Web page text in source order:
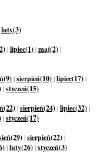
luty(3)
|lipiec(1)|maj(2)|
|sierpień(10)|lipiec(17)|
|styczeń(15)
|sierpień(24)|lipiec(32)|
|styczeń(17)
|sierpień(22)|
|luty(26)|styczeń(3)